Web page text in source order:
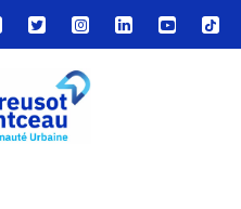
Lien
vers
compte
Twitter
Lien
vers
le
compte
Lien
vers
Lien
vers
Lien
vers